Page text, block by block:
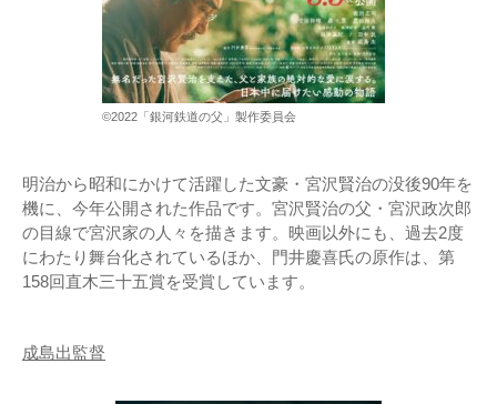
©2022「銀河鉄道の父」製作委員会
明治から昭和にかけて活躍した文豪・宮沢賢治の没後90年を
機に、今年公開された作品です。宮沢賢治の父・宮沢政次郎
の目線で宮沢家の人々を描きます。映画以外にも、過去2度
にわたり舞台化されているほか、門井慶喜氏の原作は、第
158回直木三十五賞を受賞しています。
成島出監督